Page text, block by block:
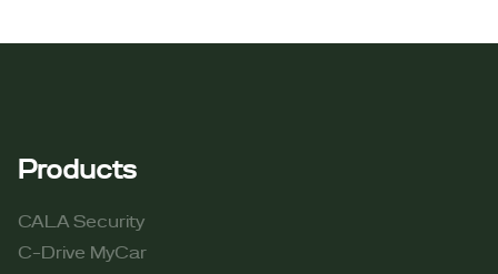
Products
CALA Security
C-Drive MyCar